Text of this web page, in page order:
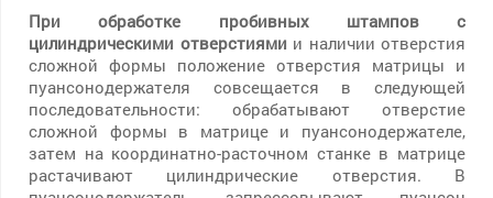
При обработке пробивных штампов с
цилиндрическими отверстиями и наличии отверстия
сложной формы положение отверстия матрицы и
пуансонодержателя совсещается в следующей
последовательности: обрабатывают отверстие
сложной формы в матрице и пуансонодержателе,
затем на координатно-расточном станке в матрице
растачивают цилиндрические отверстия. В